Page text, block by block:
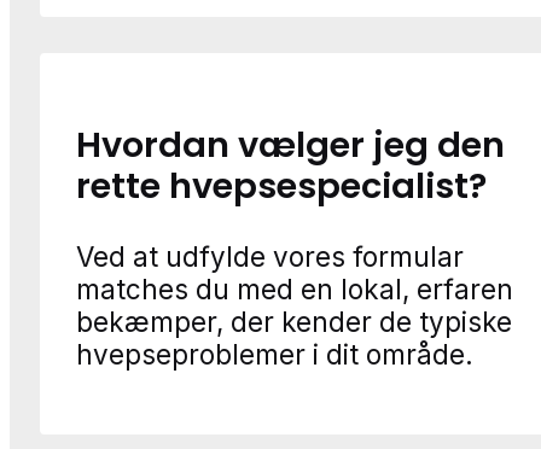
Hvordan vælger jeg den
rette hvepsespecialist?
Ved at udfylde vores formular
matches du med en lokal, erfaren
bekæmper, der kender de typiske
hvepseproblemer i dit område.